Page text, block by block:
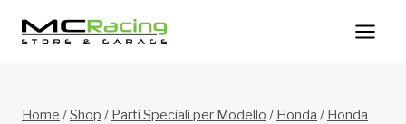
Home /Shop / Parti Speciali per Modello / Honda / Honda